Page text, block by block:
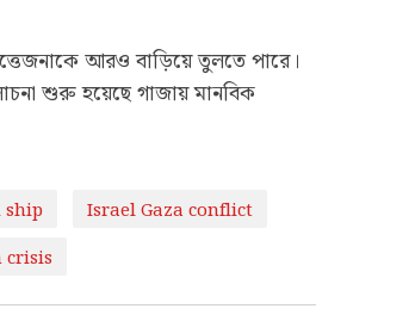
আরও বাড়িয়ে তুলতে পারে।
শুরু হয়েছে গাজায় মানবিক
Israel Gaza conflict